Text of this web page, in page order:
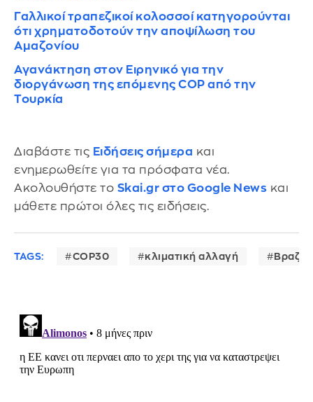
Γαλλικοί τραπεζικοί κολοσσοί κατηγορούνται
ότι χρηματοδοτούν την αποψίλωση του
Αμαζονίου
Αγανάκτηση στον Ειρηνικό για την
διοργάνωση της επόμενης COP από την
Τουρκία
Διαβάστε τις Ειδήσεις σήμερα και
ενημερωθείτε για τα πρόσφατα νέα.
Ακολουθήστε το Skai.gr στο Google News και
μάθετε πρώτοι όλες τις ειδήσεις.
TAGS: COP30 κλιματική αλλαγή